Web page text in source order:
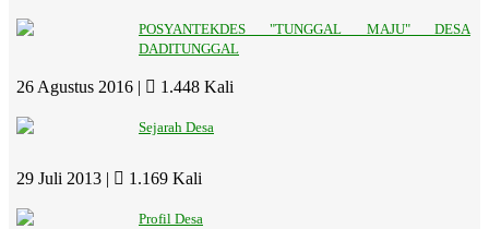
POSYANTEKDES "TUNGGAL MAJU" DESA
DADITUNGGAL
26 Agustus 2016 | 1.448 Kali
Sejarah Desa
29 Juli 2013 | 1.169 Kali
Profil Desa